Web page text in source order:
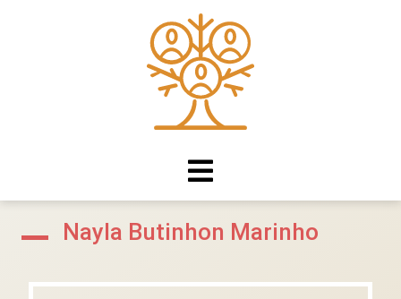
Nayla Butinhon Marinho